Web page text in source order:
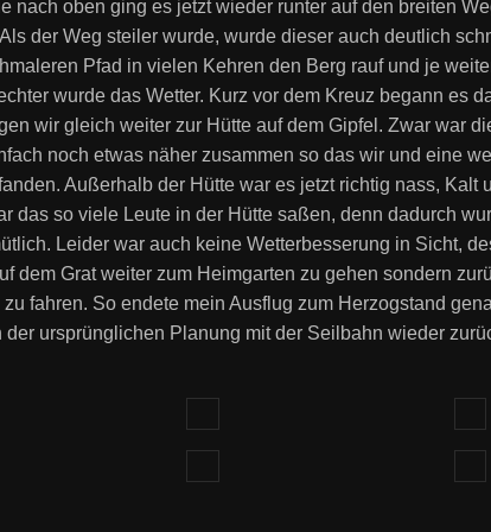
nach oben ging es jetzt wieder runter auf den breiten
der Weg steiler wurde, wurde dieser auch deutlich
Pfad in vielen Kehren den Berg rauf und je
wurde das Wetter. Kurz vor dem Kreuz begann es
wir gleich weiter zur Hütte auf dem Gipfel. Zwar war
noch etwas näher zusammen so das wir und eine
Außerhalb der Hütte war es jetzt richtig nass, Kalt
das so viele Leute in der Hütte saßen, denn dadurch
Leider war auch keine Wetterbesserung in Sicht,
dem Grat weiter zum Heimgarten zu gehen sondern
fahren. So endete mein Ausflug zum Herzogstand
der ursprünglichen Planung mit der Seilbahn wieder